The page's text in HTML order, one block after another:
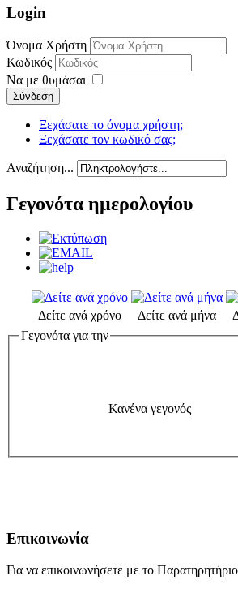
Login
Όνομα Χρήστη
Κωδικός
Να με θυμάσαι
Σύνδεση
Ξεχάσατε το όνομα χρήστη;
Ξεχάσατε τον κωδικό σας;
Αναζήτηση...
Γεγονότα ημερολογίου
Δείτε ανά χρόνο Δείτε ανά μήνα
Γεγονότα για την
Κανένα γεγονός
Επικοινωνία
Για να επικοινωνήσετε με το